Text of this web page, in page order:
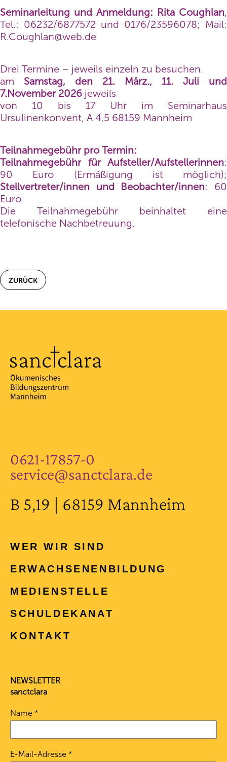
Seminarleitung und Anmeldung: Rita Coughlan,
Tel.: 06232/6877572 und 0176/23596078; Mail:
R.Coughlan@web.de
Drei Termine – jeweils einzeln zu besuchen.
am Samstag, den 21. März., 11. Juli und
7.November 2026 jeweils
von 10 bis 17 Uhr im Seminarhaus
Ursulinenkonvent, A 4,5 68159 Mannheim
Teilnahmegebühr pro Termin:
Teilnahmegebühr für Aufsteller/Aufstellerinnen:
90 Euro (Ermäßigung ist möglich);
Stellvertreter/innen und Beobachter/innen: 60
Euro
Die Teilnahmegebühr beinhaltet eine
telefonische Nachbetreuung.
ZURÜCK
0621-17857-0
service@sanctclara.de
B 5,19 | 68159 Mannheim
WER WIR SIND
ERWACHSENEN­BILDUNG
MEDIENSTELLE
SCHULDEKANAT
KONTAKT
NEWSLETTER
sanctclara
Name *
E-Mail-Adresse *